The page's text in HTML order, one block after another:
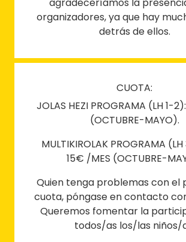
organizadores, ya que hay
detrás de ellos.
CUOTA:
JOLAS HEZI PROGRAMA (LH 1-
(OCTUBRE-MAYO).
MULTIKIROLAK PROGRAMA
15€ /MES (OCTUBRE-
Quien tenga problemas con el
cuota, póngase en contacto
Queremos fomentar la
todos/as los/las niños/